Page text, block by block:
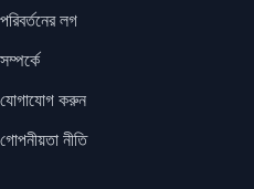
পরিবর্তনের লগ
সম্পর্কে
যোগাযোগ করুন
গোপনীয়তা নীতি